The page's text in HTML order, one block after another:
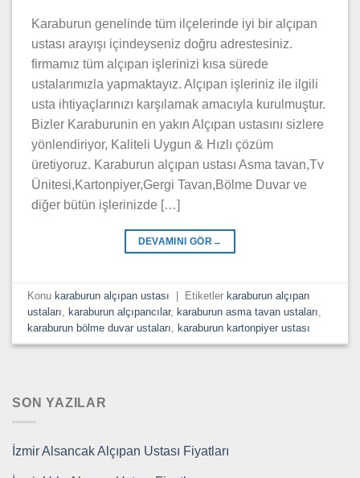
Karaburun genelinde tüm ilçelerinde iyi bir alçıpan
ustası arayışı içindeyseniz doğru adrestesiniz.
firmamız tüm alçıpan işlerinizi kısa sürede
ustalarımızla yapmaktayız. Alçıpan işleriniz ile ilgili
usta ihtiyaçlarınızı karşılamak amacıyla kurulmuştur.
Bizler Karaburunin en yakın Alçıpan ustasını sizlere
yönlendiriyor, Kaliteli Uygun & Hızlı çözüm
üretiyoruz. Karaburun alçıpan ustası Asma tavan,Tv
Ünitesi,Kartonpiyer,Gergi Tavan,Bölme Duvar ve
diğer bütün işlerinizde […]
DEVAMINI GÖR →
Konu karaburun alçıpan ustası Etiketler karaburun alçıpan
ustaları
karaburun alçıpancılar, karaburun asma tavan ustaları
karaburun bölme duvar ustaları
karaburun kartonpiyer ustası
SON YAZILAR
İzmir Alsancak Alçıpan Ustası Fiyatları